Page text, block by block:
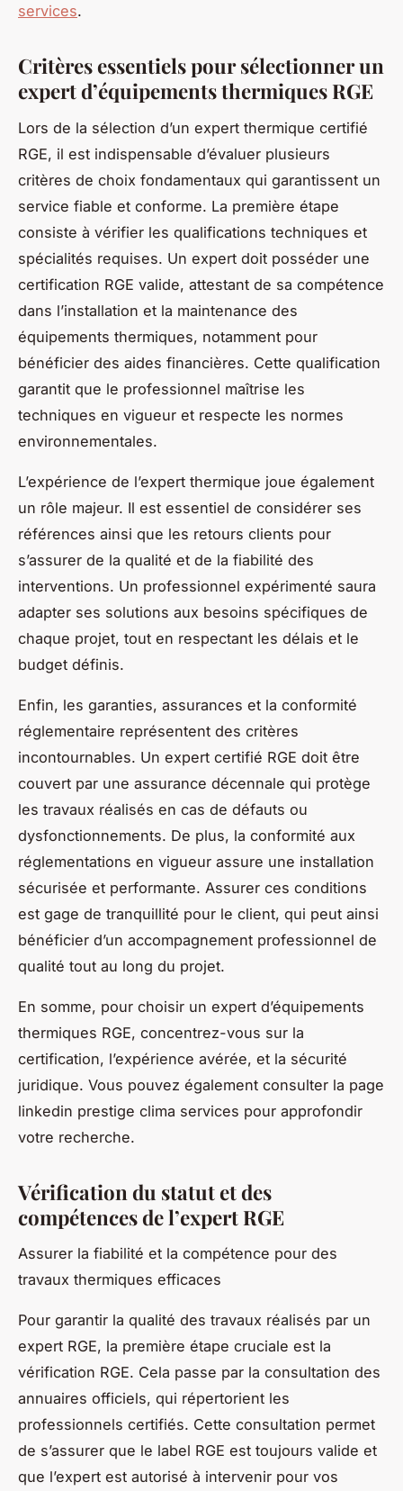
services.
Critères essentiels pour sélectionner un
expert d’équipements thermiques RGE
Lors de la sélection d’un expert thermique certifié
RGE, il est indispensable d’évaluer plusieurs
critères de choix fondamentaux qui garantissent un
service fiable et conforme. La première étape
consiste à vérifier les qualifications techniques et
spécialités requises. Un expert doit posséder une
certification RGE valide, attestant de sa compétence
dans l’installation et la maintenance des
équipements thermiques, notamment pour
bénéficier des aides financières. Cette qualification
garantit que le professionnel maîtrise les
techniques en vigueur et respecte les normes
environnementales.
L’expérience de l’expert thermique joue également
un rôle majeur. Il est essentiel de considérer ses
références ainsi que les retours clients pour
s’assurer de la qualité et de la fiabilité des
interventions. Un professionnel expérimenté saura
adapter ses solutions aux besoins spécifiques de
chaque projet, tout en respectant les délais et le
budget définis.
Enfin, les garanties, assurances et la conformité
réglementaire représentent des critères
incontournables. Un expert certifié RGE doit être
couvert par une assurance décennale qui protège
les travaux réalisés en cas de défauts ou
dysfonctionnements. De plus, la conformité aux
réglementations en vigueur assure une installation
sécurisée et performante. Assurer ces conditions
est gage de tranquillité pour le client, qui peut ainsi
bénéficier d’un accompagnement professionnel de
qualité tout au long du projet.
En somme, pour choisir un expert d’équipements
thermiques RGE, concentrez-vous sur la
certification, l’expérience avérée, et la sécurité
juridique. Vous pouvez également consulter la page
linkedin prestige clima services pour approfondir
votre recherche.
Vérification du statut et des
compétences de l’expert RGE
Assurer la fiabilité et la compétence pour des
travaux thermiques efficaces
Pour garantir la qualité des travaux réalisés par un
expert RGE, la première étape cruciale est la
vérification RGE. Cela passe par la consultation des
annuaires officiels, qui répertorient les
professionnels certifiés. Cette consultation permet
de s’assurer que le label RGE est toujours valide et
que l’expert est autorisé à intervenir pour vos